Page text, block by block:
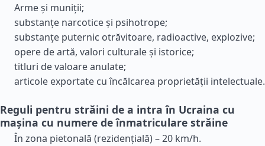
Arme și muniții;
substanțe narcotice și psihotrope;
substanțe puternic otrăvitoare, radioactive, explozive;
opere de artă, valori culturale și istorice;
titluri de valoare anulate;
articole exportate cu încălcarea proprietății intelectuale.
Reguli pentru străini de a intra în Ucraina cu
mașina cu numere de înmatriculare străine
În zona pietonală (rezidențială) – 20 km/h.